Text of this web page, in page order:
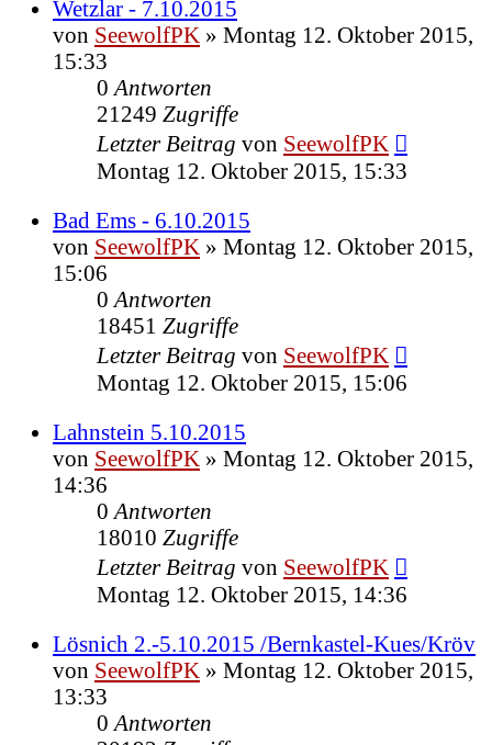
Wetzlar - 7.10.2015
von SeewolfPK » Montag 12. Oktober 2015,
15:33
0 Antworten
21249 Zugriffe
Letzter Beitrag von SeewolfPK
Montag 12. Oktober 2015, 15:33
Bad Ems - 6.10.2015
von SeewolfPK » Montag 12. Oktober 2015,
15:06
0 Antworten
18451 Zugriffe
Letzter Beitrag von SeewolfPK
Montag 12. Oktober 2015, 15:06
Lahnstein 5.10.2015
von SeewolfPK » Montag 12. Oktober 2015,
14:36
0 Antworten
18010 Zugriffe
Letzter Beitrag von SeewolfPK
Montag 12. Oktober 2015, 14:36
Lösnich 2.-5.10.2015 /Bernkastel-Kues/Kröv
von SeewolfPK » Montag 12. Oktober 2015,
13:33
0 Antworten